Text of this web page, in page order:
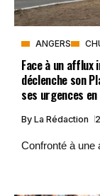
ANGERS
Face à un afflux
déclenche son
ses urgences
By La Rédaction
Confronté à une